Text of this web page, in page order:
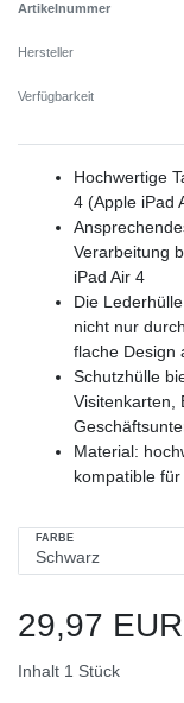
Artikelnummer
Hersteller
Verfügbarkeit
Hochwertige
4 (Apple iPad
Verarbeitung
iPad Air 4
Die
nicht nur
flache Design
Schutzhülle
Visitenkarten,
Material:
kompatible
FARBE
29,97 EUR
Inhalt 1 Stück